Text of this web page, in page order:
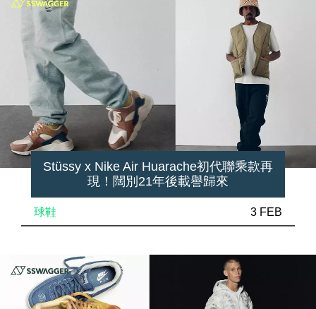
Stüssy x Nike Air Huarache初代聯乘款再
現！闊別21年後載譽歸來
球鞋 3 FEB